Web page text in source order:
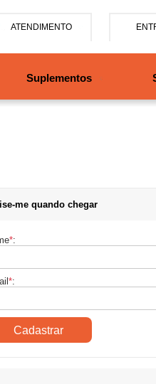
ATENDIMENTO
47997708525
Suplementos
me quando chegar
*:
*: